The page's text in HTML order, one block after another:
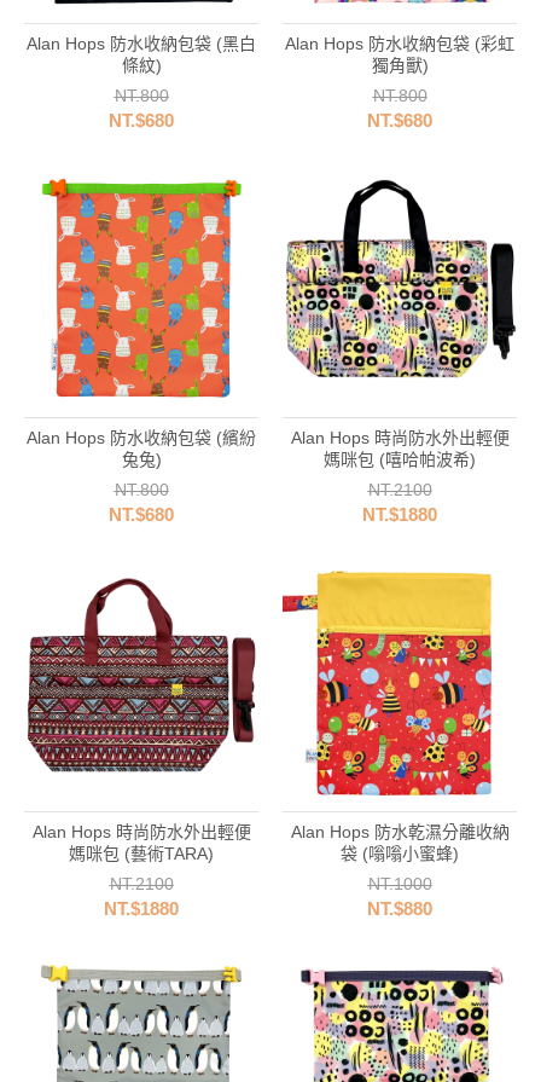
Alan Hops 防水收納包袋 (黑白
條紋)
NT.800
NT.$680
Alan Hops 防水收納包袋 (彩虹
獨角獸)
NT.800
NT.$680
Alan Hops 防水收納包袋 (繽紛
兔兔)
NT.800
NT.$680
Alan Hops 時尚防水外出輕便
媽咪包 (嘻哈帕波希)
NT.2100
NT.$1880
Alan Hops 時尚防水外出輕便
媽咪包 (藝術TARA)
NT.2100
NT.$1880
Alan Hops 防水乾濕分離收納
袋 (嗡嗡小蜜蜂)
NT.1000
NT.$880